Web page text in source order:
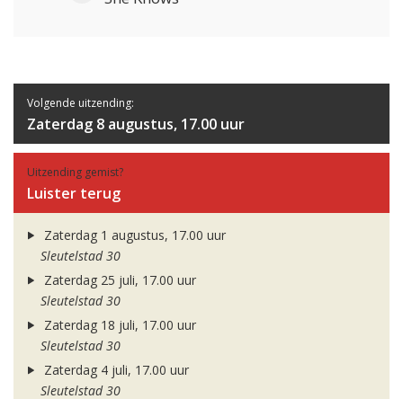
Volgende uitzending:
Zaterdag 8 augustus, 17.00 uur
Uitzending gemist?
Luister terug
Zaterdag 1 augustus, 17.00 uur
Sleutelstad 30
Zaterdag 25 juli, 17.00 uur
Sleutelstad 30
Zaterdag 18 juli, 17.00 uur
Sleutelstad 30
Zaterdag 4 juli, 17.00 uur
Sleutelstad 30